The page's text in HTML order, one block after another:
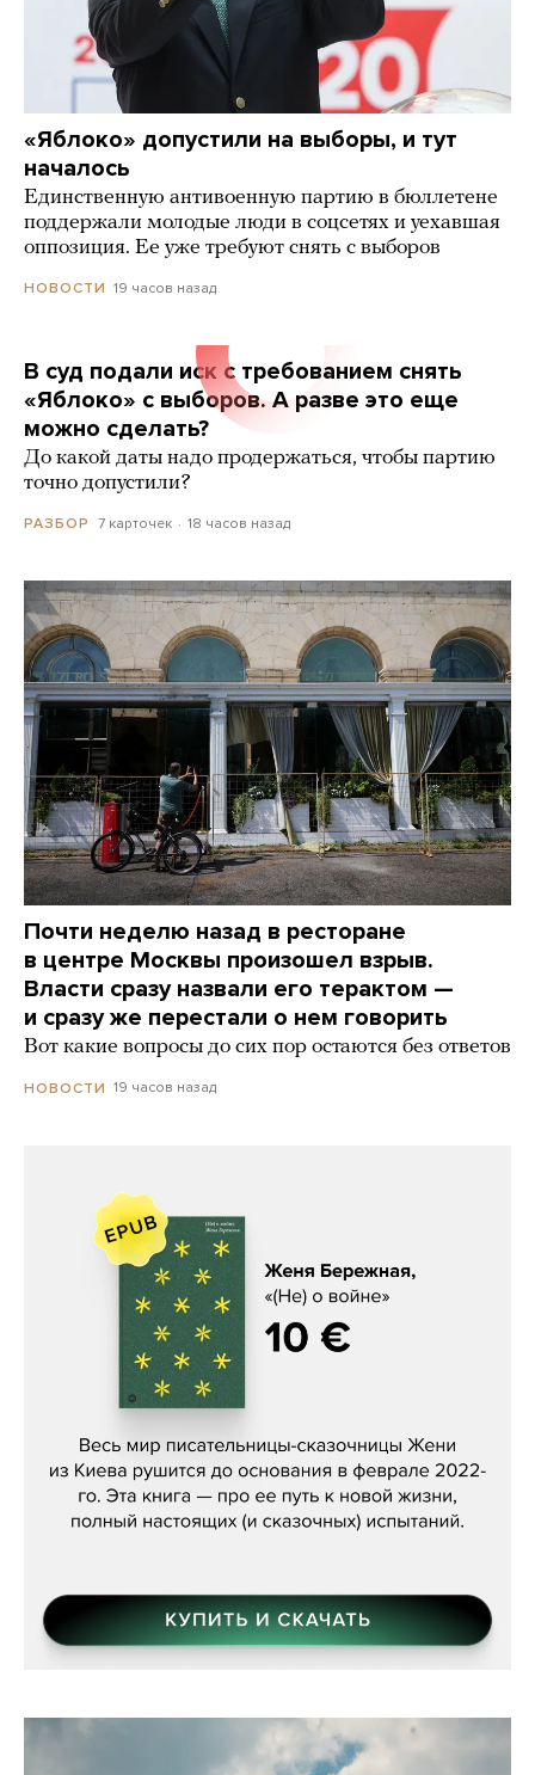
«Яблоко» допустили на выборы, и тут
началось
Единственную антивоенную партию в бюллетене
поддержали молодые люди в соцсетях и уехавшая
оппозиция. Ее уже требуют снять с выборов
НОВОСТИ 19 часов назад
В суд подали иск с требованием снять
«Яблоко» с выборов. А разве это еще
можно сделать?
До какой даты надо продержаться, чтобы партию
точно допустили?
РАЗБОР 7 карточек 18 часов назад
Почти неделю назад в ресторане
в центре Москвы произошел взрыв.
Власти сразу назвали его терактом —
и сразу же перестали о нем говорить
Вот какие вопросы до сих пор остаются без ответов
НОВОСТИ 19 часов назад
Женя Бережная, «(Не) о войне»